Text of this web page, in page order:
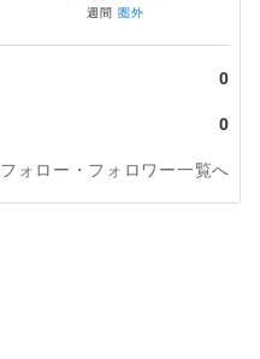
週間 圏外
0
0
フォロー・フォロワー一覧へ